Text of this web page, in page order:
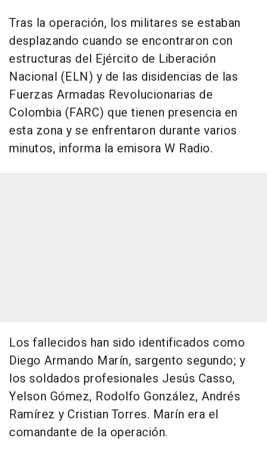
Tras la operación, los militares se estaban
desplazando cuando se encontraron con
estructuras del Ejército de Liberación
Nacional (ELN) y de las disidencias de las
Fuerzas Armadas Revolucionarias de
Colombia (FARC) que tienen presencia en
esta zona y se enfrentaron durante varios
minutos, informa la emisora W Radio.
Los fallecidos han sido identificados como
Diego Armando Marín, sargento segundo; y
los soldados profesionales Jesús Casso,
Yelson Gómez, Rodolfo González, Andrés
Ramírez y Cristian Torres. Marín era el
comandante de la operación.